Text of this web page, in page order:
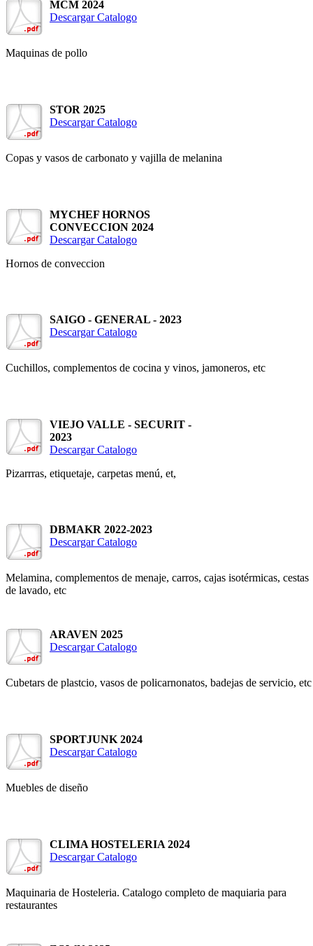
MCM 2024
Descargar Catalogo
Maquinas de pollo
STOR 2025
Descargar Catalogo
Copas y vasos de carbonato y vajilla de melanina
MYCHEF HORNOS
CONVECCION 2024
Descargar Catalogo
Hornos de conveccion
SAIGO - GENERAL - 2023
Descargar Catalogo
Cuchillos, complementos de cocina y vinos, jamoneros, etc
VIEJO VALLE - SECURIT -
2023
Descargar Catalogo
Pizarrras, etiquetaje, carpetas menú, et,
DBMAKR 2022-2023
Descargar Catalogo
Melamina, complementos de menaje, carros, cajas isotérmicas, cestas
de lavado, etc
ARAVEN 2025
Descargar Catalogo
Cubetars de plastcio, vasos de policarnonatos, badejas de servicio, etc
SPORTJUNK 2024
Descargar Catalogo
Muebles de diseño
CLIMA HOSTELERIA 2024
Descargar Catalogo
Maquinaria de Hosteleria. Catalogo completo de maquiaria para
restaurantes